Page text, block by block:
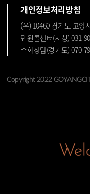
개인정보처리방침
(우) 10460 경기도 고양
민원콜센터(시청) 031-
수화상담(경기도) 070-
Copyright 2022